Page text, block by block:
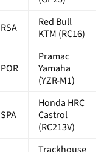
RSA
Red Bull
KTM (RC16)
POR
Pramac
Yamaha
(YZR-M1)
SPA
Honda HRC
Castrol
(RC213V)